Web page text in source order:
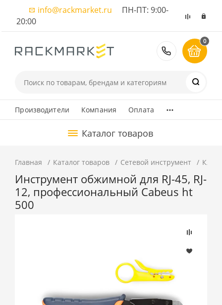
info@rackmarket.ru ПН-ПТ: 9:00-
20:00
8 (495)
0
Производители Компания Оплата ...
Каталог товаров
Главная Каталог товаров Сетевой инструмент
Инструмент обжимной для RJ-45, RJ-
12, профессиональный Cabeus ht
500